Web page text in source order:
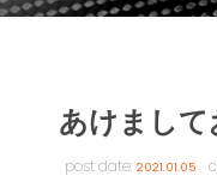
あけまし
post date:2021.01.05